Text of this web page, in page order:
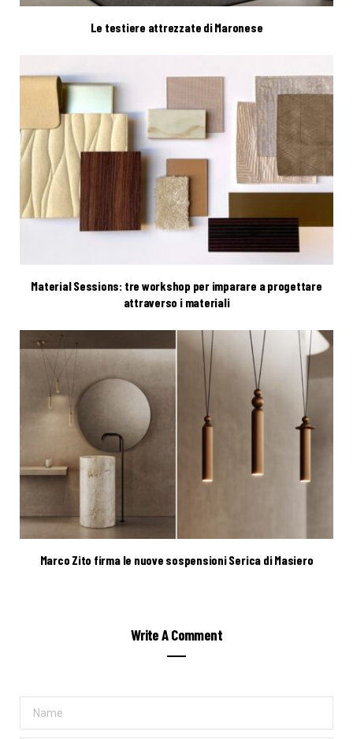
Le testiere attrezzate di Maronese
Material Sessions: tre workshop per imparare a progettare
attraverso i materiali
Marco Zito firma le nuove sospensioni Serica di Masiero
Write A Comment